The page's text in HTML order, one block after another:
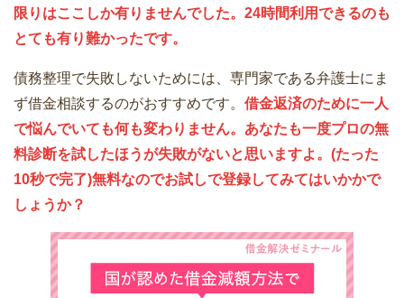
限りはここしか有りませんでした。24時間利用できるのも
とても有り難かったです。
債務整理で失敗しないためには、専門家である弁護士にま
ず借金相談するのがおすすめです。 借金返済のために一人
で悩んでいても何も変わりません。あなたも一度プロの無
料診断を試したほうが失敗がないと思いますよ。(たった
10秒で完了)無料なのでお試しで登録してみてはいかかで
しょうか？